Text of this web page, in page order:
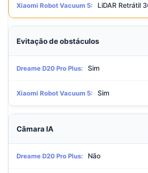
Xiaomi Robot Vacuum 5: LiDAR Retrátil
Evitação de obstáculos
Dreame D20 Pro Plus: Sim
Xiaomi Robot Vacuum 5: Sim
Câmara IA
Dreame D20 Pro Plus: Não